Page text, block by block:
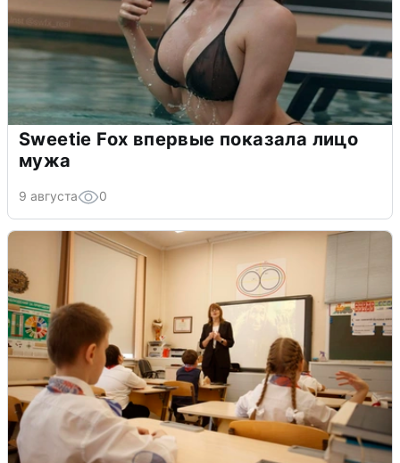
Sweetie Fox впервые показала лицо
мужа
9 августа 0